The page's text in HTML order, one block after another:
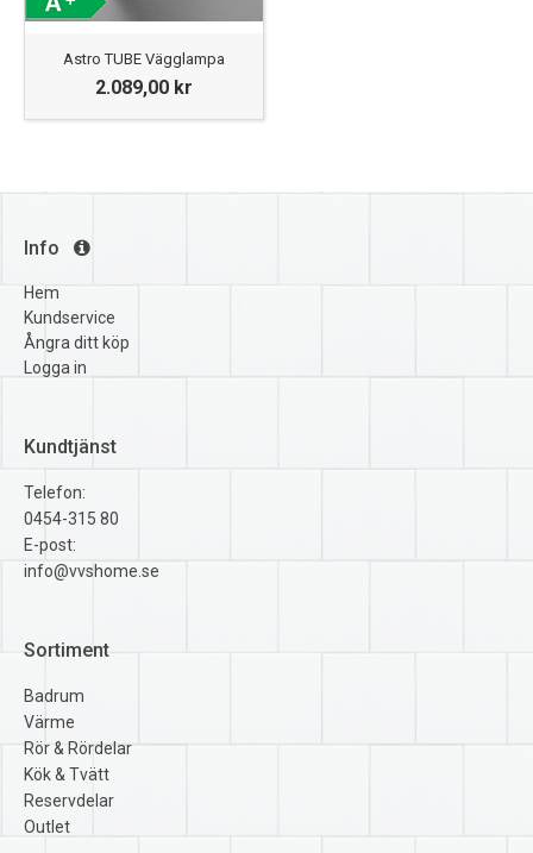
Astro TUBE Vägglampa
2.089,00 kr
Info
Hem
Kundservice
Ångra ditt köp
Logga in
Kundtjänst
Telefon:
0454-315 80
E-post:
info@vvshome.se
Sortiment
Badrum
Värme
Rör & Rördelar
Kök & Tvätt
Reservdelar
Outlet